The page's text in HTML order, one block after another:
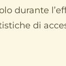
durante
di